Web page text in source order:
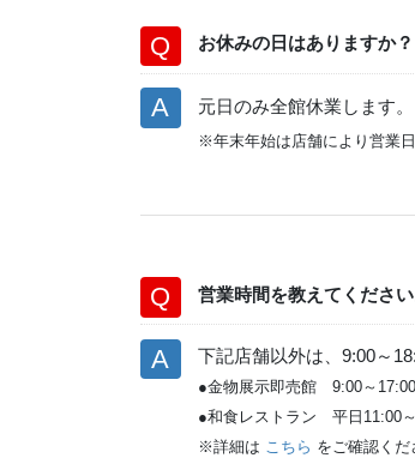
お休みの日はありますか？
元日のみ全館休業します。
※年末年始は店舗により営業
営業時間を教えてください
下記店舗以外は、9:00～
●金物展示即売館 9:00～17:00
●和食レストラン 平日11:00
※詳細は こちら をご確認くだ